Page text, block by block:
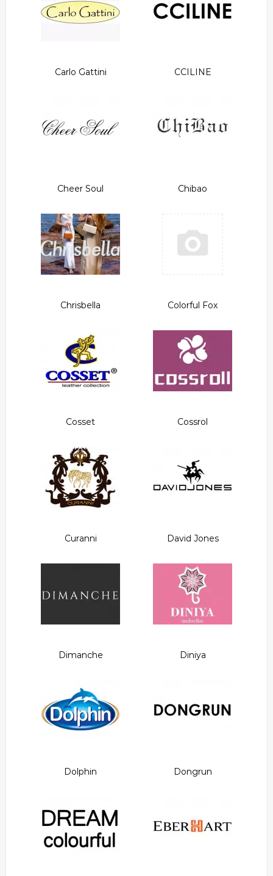
Carlo Gattini CCILINE
Cheer Soul Chibao
Chrisbella Colorful Fox
Cosset Cossrol
Curanni David Jones
Dimanche Diniya
Dolphin Dongrun